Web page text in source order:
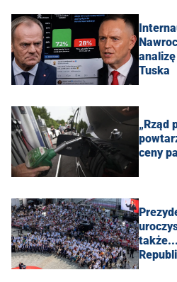
Tuska
„Rząd
ceny